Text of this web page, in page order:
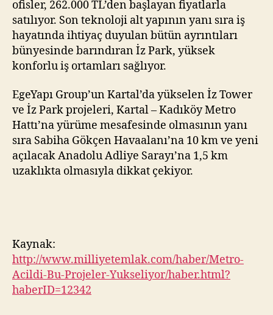
ofisler, 262.000 TL’den başlayan fiyatlarla
satılıyor. Son teknoloji alt yapının yanı sıra iş
hayatında ihtiyaç duyulan bütün ayrıntıları
bünyesinde barındıran İz Park, yüksek
konforlu iş ortamları sağlıyor.
EgeYapı Group’un Kartal’da yükselen İz Tower
ve İz Park projeleri, Kartal – Kadıköy Metro
Hattı’na yürüme mesafesinde olmasının yanı
sıra Sabiha Gökçen Havaalanı’na 10 km ve yeni
açılacak Anadolu Adliye Sarayı’na 1,5 km
uzaklıkta olmasıyla dikkat çekiyor.
Kaynak:
http://www.milliyetemlak.com/haber/Metro-
Acildi-Bu-Projeler-Yukseliyor/haber.html?
haberID=12342